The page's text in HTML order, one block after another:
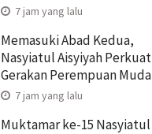
7 jam yang lalu
Memasuki Abad Kedua,
Nasyiatul Aisyiyah Perkuat
Gerakan Perempuan Muda
7 jam yang lalu
Muktamar ke-15 Nasyiatul